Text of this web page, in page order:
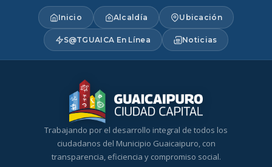
Inicio Alcaldía Ubicación
S@TGUAICA En Línea Noticias
Trabajando por el desarrollo integral de todos los
ciudadanos del Municipio Guaicaipuro, con
transparencia, eficiencia y compromiso social.